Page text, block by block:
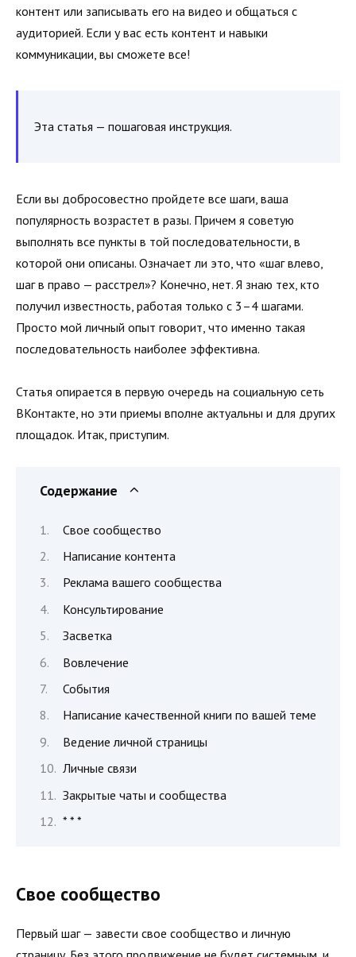
контент или записывать его на видео и общаться с
аудиторией. Если у вас есть контент и навыки
коммуникации, вы сможете все!
Эта статья — пошаговая инструкция.
Если вы добросовестно пройдете все шаги, ваша
популярность возрастет в разы. Причем я советую
выполнять все пункты в той последова­тельности, в
которой они описаны. Означает ли это, что «шаг влево,
шаг в право — расстрел»? Конечно, нет. Я знаю тех, кто
получил известность, работая только с 3–4 шагами.
Просто мой личный опыт говорит, что именно такая
последовательность наиболее эффективна.
Статья опирается в первую очередь на социальную сеть
ВКонтакте, но эти приемы вполне актуальны и для других
площадок. Итак, приступим.
Содержание
Свое сообщество
Написание контента
Реклама вашего сообщества
Консультирование
Засветка
Вовлечение
События
Написание качественной книги по вашей теме
Ведение личной страницы
Личные связи
Закрытые чаты и сообщества
* * *
Свое сообщество
Первый шаг — завести свое сообщество и личную